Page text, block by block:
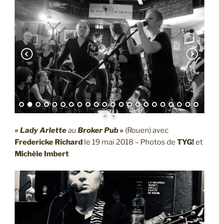
« Lady Arletteau Broker Pub » (Rouen) avec
Fredericke Richard le 19 mai 2018 – Photos de TYG!et
Michèle Imbert